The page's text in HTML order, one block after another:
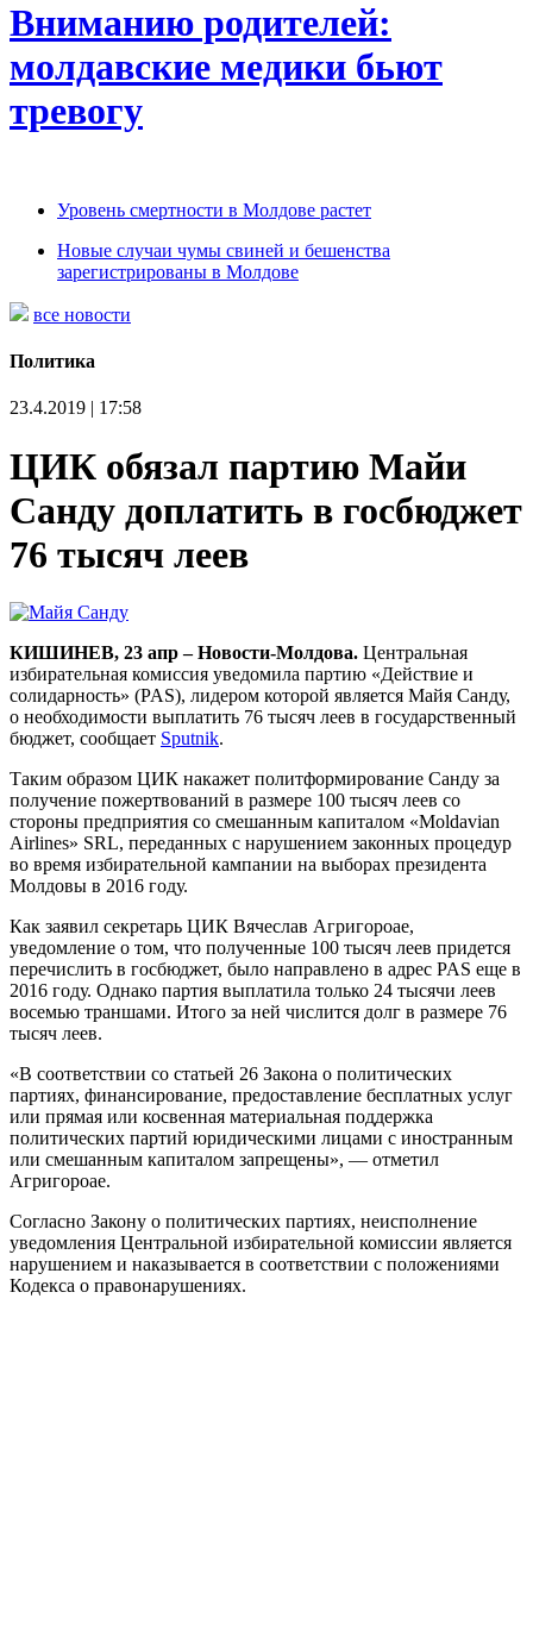
Вниманию родителей:
молдавские медики бьют
тревогу
Уровень смертности в Молдове растет
Новые случаи чумы свиней и бешенства
зарегистрированы в Молдове
все новости
Политика
23.4.2019 | 17:58
ЦИК обязал партию Майи
Санду доплатить в госбюджет
76 тысяч леев
КИШИНЕВ, 23 апр – Новости-Молдова. Центральная
избирательная комиссия уведомила партию «Действие и
солидарность» (PAS), лидером которой является Майя Санду,
о необходимости выплатить 76 тысяч леев в государственный
бюджет, сообщает Sputnik.
Таким образом ЦИК накажет политформирование Санду за
получение пожертвований в размере 100 тысяч леев со
стороны предприятия со смешанным капиталом «Moldavian
Airlines» SRL, переданных с нарушением законных процедур
во время избирательной кампании на выборах президента
Молдовы в 2016 году.
Как заявил секретарь ЦИК Вячеслав Агригороае,
уведомление о том, что полученные 100 тысяч леев придется
перечислить в госбюджет, было направлено в адрес PAS еще в
2016 году. Однако партия выплатила только 24 тысячи леев
восемью траншами. Итого за ней числится долг в размере 76
тысяч леев.
«В соответствии со статьей 26 Закона о политических
партиях, финансирование, предоставление бесплатных услуг
или прямая или косвенная материальная поддержка
политических партий юридическими лицами с иностранным
или смешанным капиталом запрещены», — отметил
Агригороае.
Согласно Закону о политических партиях, неисполнение
уведомления Центральной избирательной комиссии является
нарушением и наказывается в соответствии с положениями
Кодекса о правонарушениях.